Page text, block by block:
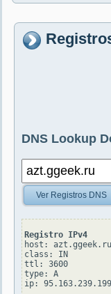
DNS Lookup
Ver Registros DNS
Registro IPv4
host: azt.ggeek.ru
class: IN
ttl: 3600
type: A